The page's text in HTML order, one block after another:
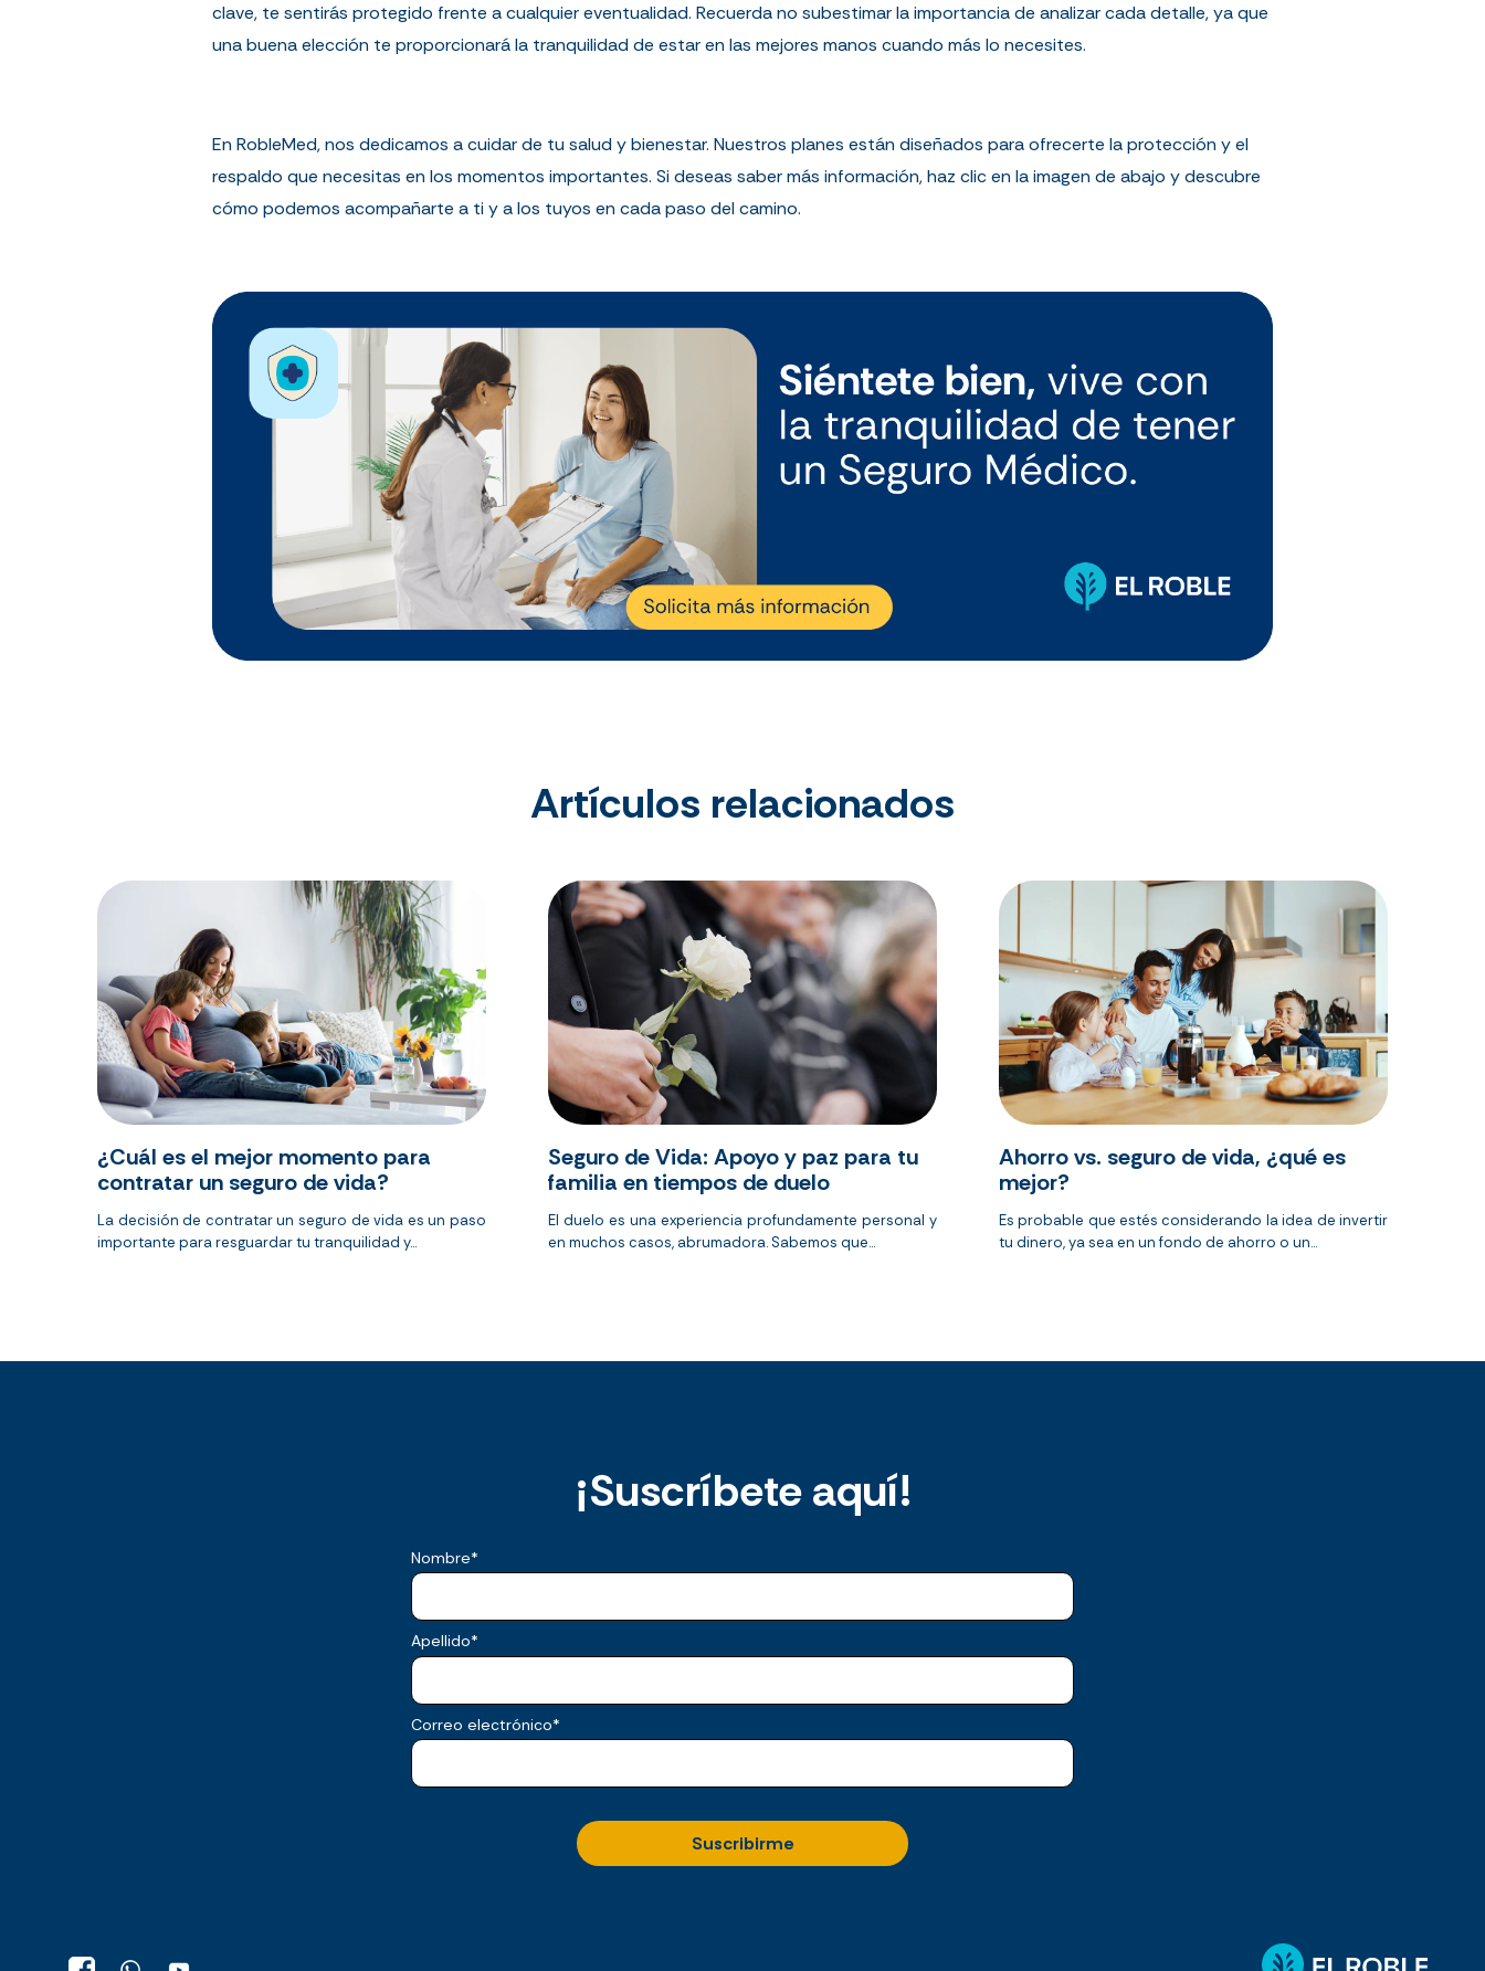
clave, te sentirás protegido frente a cualquier eventualidad. Recuerda no subestimar la importancia de analizar cada detalle, ya que
una buena elección te proporcionará la tranquilidad de estar en las mejores manos cuando más lo necesites.
En RobleMed, nos dedicamos a cuidar de tu salud y bienestar. Nuestros planes están diseñados para ofrecerte la protección y el
respaldo que necesitas en los momentos importantes. Si deseas saber más información, haz clic en la imagen de abajo y descubre
cómo podemos acompañarte a ti y a los tuyos en cada paso del camino.
Artículos relacionados
¿Cuál es el mejor momento para
contratar un seguro de vida?
La decisión de contratar un seguro de vida es un paso
importante para resguardar tu tranquilidad y...
Seguro de Vida: Apoyo y paz para tu
familia en tiempos de duelo
El duelo es una experiencia profundamente personal y
en muchos casos, abrumadora. Sabemos que...
Ahorro vs. seguro de vida, ¿qué es
mejor?
Es probable que estés considerando la idea de invertir
tu dinero, ya sea en un fondo de ahorro o un...
¡Suscríbete aquí!
Nombre*
Apellido*
Correo electrónico*